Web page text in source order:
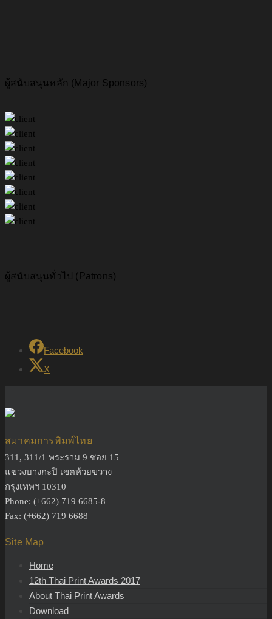
ผู้สนับสนุนหลัก (Major Sponsors)
ผู้สนับสนุนทั่วไป (Patrons)
Facebook
X
สมาคมการพิมพ์ไทย
311, 311/1 พระราม 9 ซอย 15
แขวงบางกะปิ เขตห้วยขวาง
กรุงเทพฯ 10310
Phone: (+662) 719 6685-8
Fax: (+662) 719 6688
Site Map
Home
12th Thai Print Awards 2017
About Thai Print Awards
Download